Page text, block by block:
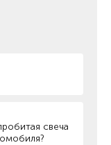
свеча